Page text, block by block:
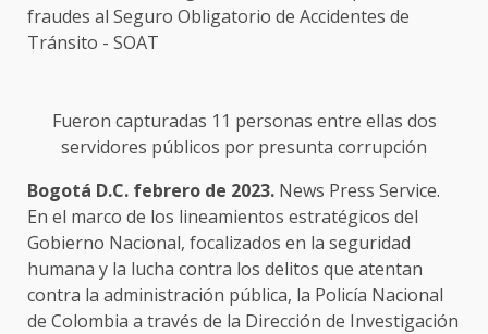
Fueron capturadas 11 personas entre ellas dos
servidores públicos por presunta corrupción
Bogotá D.C. febrero de 2023. News Press Service.
En el marco de los lineamientos estratégicos del
Gobierno Nacional, focalizados en la seguridad
humana y la lucha contra los delitos que atentan
contra la administración pública, la Policía Nacional
de Colombia a través de la Dirección de Investigación